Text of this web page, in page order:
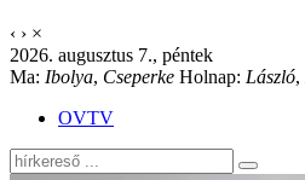
‹ › ×
2026. augusztus 7., péntek
Ma: Ibolya, Cseperke Holnap: László,
OVTV